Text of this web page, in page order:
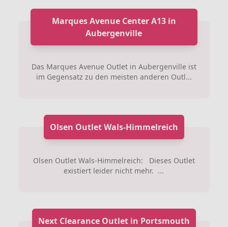
Marques Avenue Center A13 in
Aubergenville
Das Marques Avenue Outlet in Aubergenville ist
im Gegensatz zu den meisten anderen Outl...
Olsen Outlet Wals-Himmelreich
Olsen Outlet Wals-Himmelreich: Dieses Outlet
existiert leider nicht mehr. ...
Next Clearance Outlet in Portsmouth